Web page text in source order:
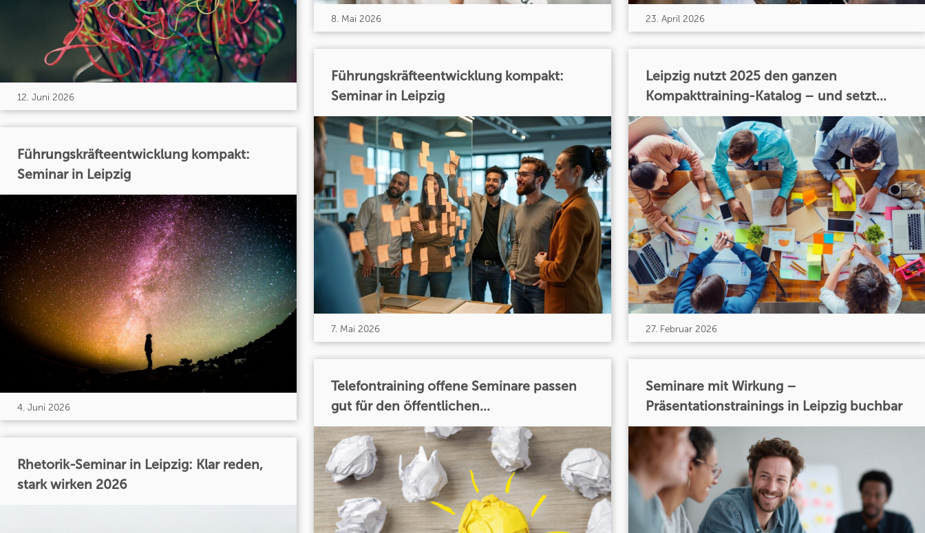
12. Juni 2026
Führungskräfteentwicklung kompakt:
Seminar in Leipzig
4. Juni 2026
Rhetorik-Seminar in Leipzig: Klar reden,
stark wirken 2026
8. Mai 2026
Führungskräfteentwicklung kompakt:
Seminar in Leipzig
7. Mai 2026
Telefontraining offene Seminare passen
gut für den öffentlichen...
23. April 2026
Leipzig nutzt 2025 den ganzen
Kompakttraining-Katalog – und setzt...
27. Februar 2026
Seminare mit Wirkung –
Präsentationstrainings in Leipzig buchbar